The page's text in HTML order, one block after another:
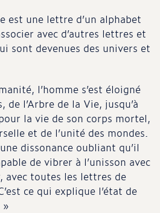
est une lettre d’un alphabet
avec d’autres lettres et
sont devenues des univers et
l’homme s’est éloigné
de l’Arbre de la Vie, jusqu’à
la vie de son corps mortel,
et de l’unité des mondes.
dissonance oubliant qu’il
de vibrer à l’unisson avec
avec toutes les lettres de
ce qui explique l’état de
»